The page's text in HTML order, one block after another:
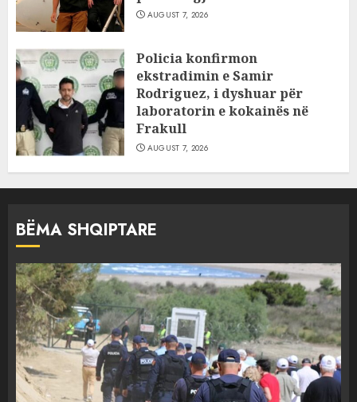
AUGUST 7, 2026
Policia konfirmon
ekstradimin e Samir
Rodriguez, i dyshuar për
laboratorin e kokainës në
Frakull
AUGUST 7, 2026
BËMA SHQIPTARE